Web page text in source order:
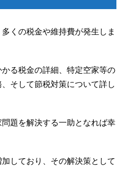
くの税金や維持費が発生しま
る税金の詳細、特定空家等の
そして節税対策について詳し
題を解決する一助となれば幸
しており、その解決策として